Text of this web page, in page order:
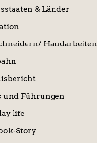
& Länder
Handarbeiten
und Führungen
life
Story